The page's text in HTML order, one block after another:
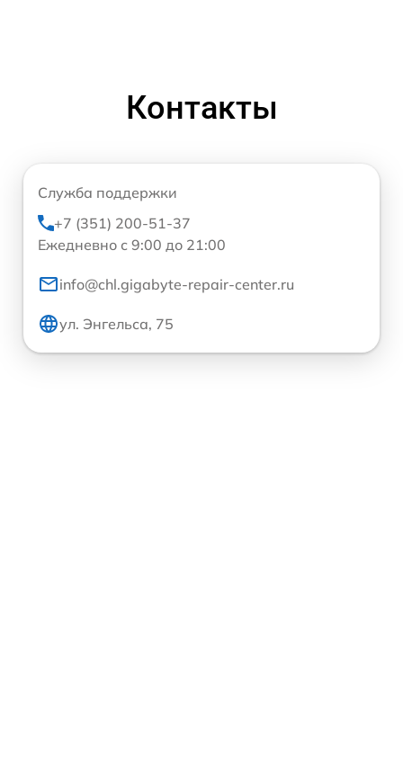
Контакты
Служба поддержки
+7 (351) 200-51-37
Ежедневно с 9:00 до 21:00
info@chl.gigabyte-repair-center.ru
ул. Энгельса, 75